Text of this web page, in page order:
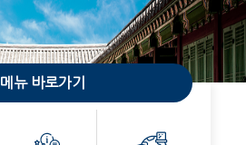
메뉴 바로가기